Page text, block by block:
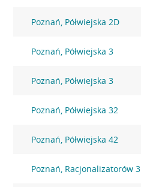
Poznań, Półwiejska 2D
Poznań, Półwiejska 3
Poznań, Półwiejska 3
Poznań, Półwiejska 32
Poznań, Półwiejska 42
Poznań, Racjonalizatorów 3